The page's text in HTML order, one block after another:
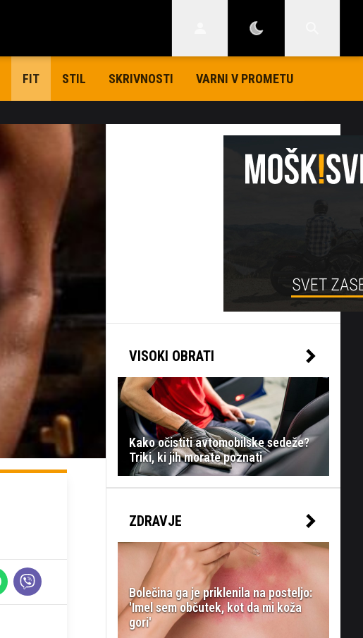
FIT STIL SKRIVNOSTI VARNI V PROMETU
VISOKI OBRATI
Kako očistiti avtomobilske sedeže?
Triki, ki jih morate poznati
ZDRAVJE
Bolečina ga je priklenila na posteljo:
'Imel sem občutek, kot da mi koža
gori'